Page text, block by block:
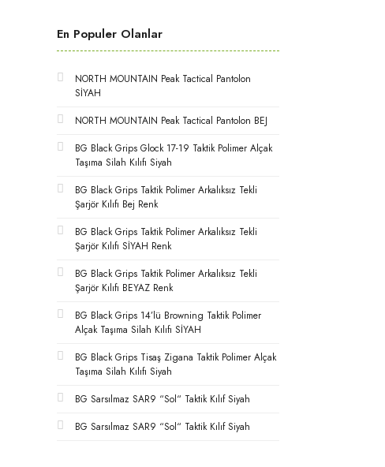
En Populer Olanlar
NORTH MOUNTAIN Peak Tactical Pantolon
SİYAH
NORTH MOUNTAIN Peak Tactical Pantolon BEJ
BG Black Grips Glock 17-19 Taktik Polimer Alçak
Taşıma Silah Kılıfı Siyah
BG Black Grips Taktik Polimer Arkalıksız Tekli
Şarjör Kılıfı Bej Renk
BG Black Grips Taktik Polimer Arkalıksız Tekli
Şarjör Kılıfı SİYAH Renk
BG Black Grips Taktik Polimer Arkalıksız Tekli
Şarjör Kılıfı BEYAZ Renk
BG Black Grips 14’lü Browning Taktik Polimer
Alçak Taşıma Silah Kılıfı SİYAH
BG Black Grips Tisaş Zigana Taktik Polimer Alçak
Taşıma Silah Kılıfı Siyah
BG Sarsılmaz SAR9 “Sol“ Taktik Kılıf Siyah
BG Sarsılmaz SAR9 “Sol“ Taktik Kılıf Siyah